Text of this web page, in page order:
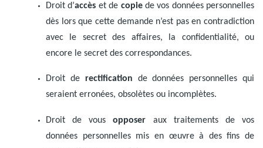
Droit d’accès et de copiede vos données personnelles
dès lors que cette demande n’est pas en contradiction
avec le secret des affaires, la confidentialité, ou
encore le secret des correspondances.
Droit de rectification de données personnelles qui
seraient erronées, obsolètes ou incomplètes.
Droit de vousopposer aux traitements de vos
données personnelles mis en œuvre à des fins de